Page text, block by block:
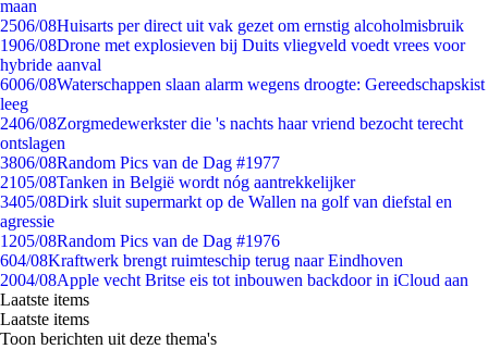
maan
2506/08Huisarts per direct uit vak gezet om ernstig alcoholmisbruik
1906/08Drone met explosieven bij Duits vliegveld voedt vrees voor
hybride aanval
6006/08Waterschappen slaan alarm wegens droogte: Gereedschapskist
leeg
2406/08Zorgmedewerkster die 's nachts haar vriend bezocht terecht
ontslagen
3806/08Random Pics van de Dag #1977
2105/08Tanken in België wordt nóg aantrekkelijker
3405/08Dirk sluit supermarkt op de Wallen na golf van diefstal en
agressie
1205/08Random Pics van de Dag #1976
604/08Kraftwerk brengt ruimteschip terug naar Eindhoven
2004/08Apple vecht Britse eis tot inbouwen backdoor in iCloud aan
Laatste items
Laatste items
Toon berichten uit deze thema's